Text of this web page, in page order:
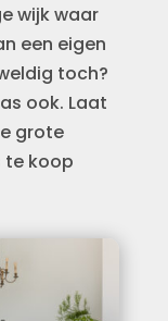
wijk waar
een eigen
toch?
ook. Laat
grote
te koop